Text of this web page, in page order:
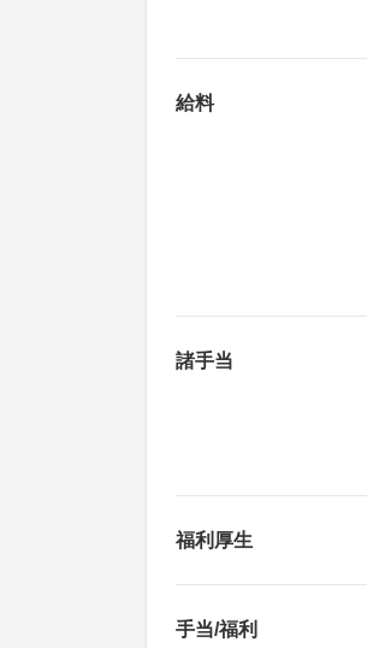
給料
諸手当
福利厚生
手当/福利